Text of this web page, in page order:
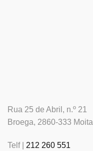
Rua 25 de Abril, n.º 21
Broega, 2860-333 Moita
Telf | 212 260 551